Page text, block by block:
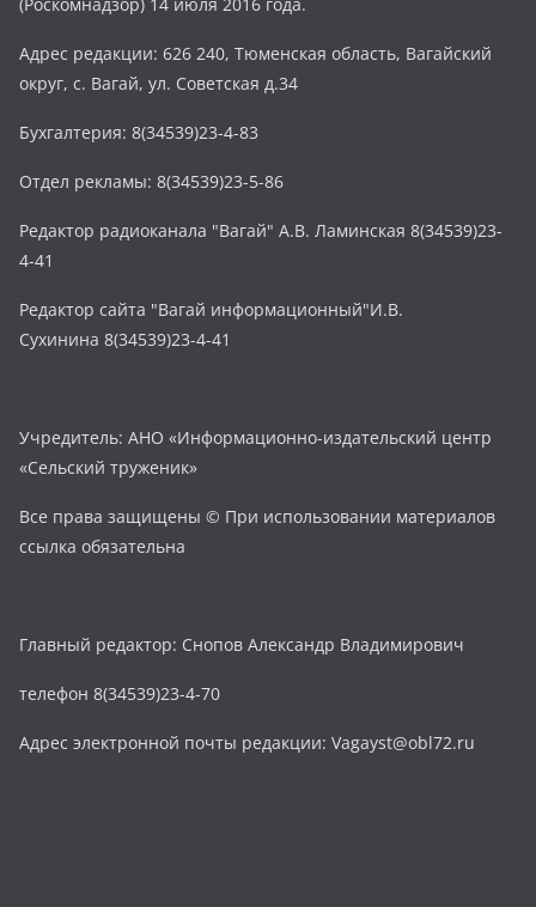
Адрес редакции: 626 240, Тюменская область, Вагайский
округ, с. Вагай, ул. Советская д.34
Бухгалтерия: 8(34539)23-4-83
Отдел рекламы: 8(34539)23-5-86
Редактор радиоканала "Вагай" А.В. Ламинская 8(34539)23-
4-41
Редактор сайта "Вагай информационный"И.В.
Сухинина 8(34539)23-4-41
Учредитель: АНО «Информационно-издательский центр
«Сельский труженик»
Все права защищены © При использовании материалов
ссылка обязательна
Главный редактор: Снопов Александр Владимирович
телефон 8(34539)23-4-70
Адрес электронной почты редакции: Vagayst@obl72.ru